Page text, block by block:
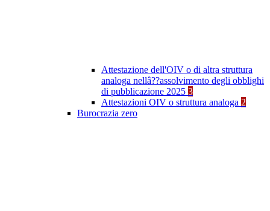
Attestazione dell'OIV o di altra struttura
analoga nellâ??assolvimento degli obblighi
di pubblicazione 2025 3
Attestazioni OIV o struttura analoga 2
Burocrazia zero